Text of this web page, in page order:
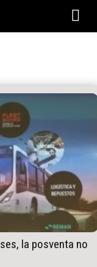
la posventa no